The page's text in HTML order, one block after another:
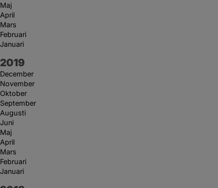
Maj
April
Mars
Februari
Januari
År:
2019
December
November
Oktober
September
Augusti
Juni
Maj
April
Mars
Februari
Januari